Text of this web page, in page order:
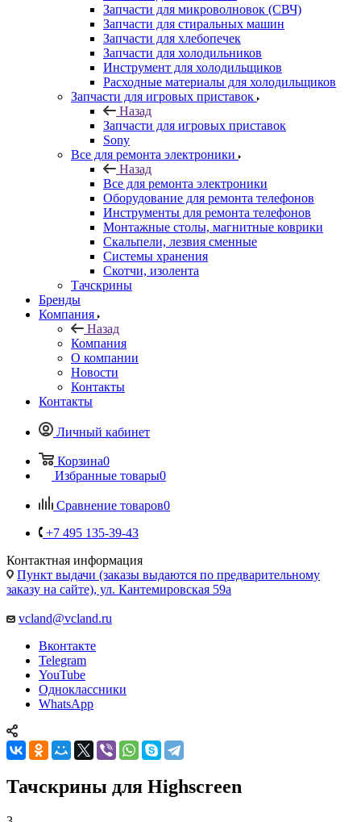
Запчасти для микроволновок (СВЧ)
Запчасти для стиральных машин
Запчасти для хлебопечек
Запчасти для холодильников
Инструмент для холодильщиков
Расходные материалы для холодильщиков
Запчасти для игровых приставок
Назад
Запчасти для игровых приставок
Sony
Все для ремонта электроники
Назад
Все для ремонта электроники
Оборудование для ремонта телефонов
Инструменты для ремонта телефонов
Монтажные столы, магнитные коврики
Скальпели, лезвия сменные
Системы хранения
Скотчи, изолента
Тачскрины
Бренды
Компания
Назад
Компания
О компании
Новости
Контакты
Контакты
Личный кабинет
Корзина0
Избранные товары0
Сравнение товаров0
+7 495 135-39-43
Контактная информация
Пункт выдачи (заказы выдаются по предварительному
заказу на сайте), ул. Кантемировская 59а
vcland@vcland.ru
Вконтакте
Telegram
YouTube
Одноклассники
WhatsApp
Тачскрины для Highscreen